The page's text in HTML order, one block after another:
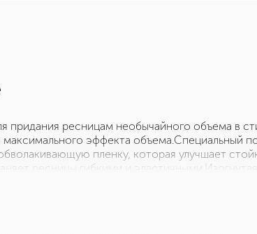
придания ресницам необычайного объема в
эффекта объема.Специальный
пленку, которая улучшает
ресницы гибкими и
кончику кисточки удается